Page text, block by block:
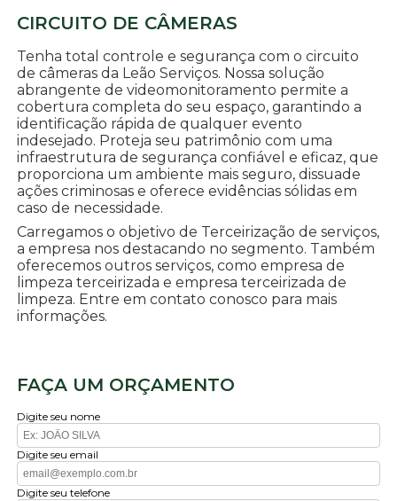
CIRCUITO DE CÂMERAS
Tenha total controle e segurança com o circuito
de câmeras da Leão Serviços. Nossa solução
abrangente de videomonitoramento permite a
cobertura completa do seu espaço, garantindo a
identificação rápida de qualquer evento
indesejado. Proteja seu patrimônio com uma
infraestrutura de segurança confiável e eficaz, que
proporciona um ambiente mais seguro, dissuade
ações criminosas e oferece evidências sólidas em
caso de necessidade.
Carregamos o objetivo de Terceirização de serviços,
a empresa nos destacando no segmento. Também
oferecemos outros serviços, como empresa de
limpeza terceirizada e empresa terceirizada de
limpeza. Entre em contato conosco para mais
informações.
FAÇA UM ORÇAMENTO
Digite seu nome
Digite seu email
Digite seu telefone